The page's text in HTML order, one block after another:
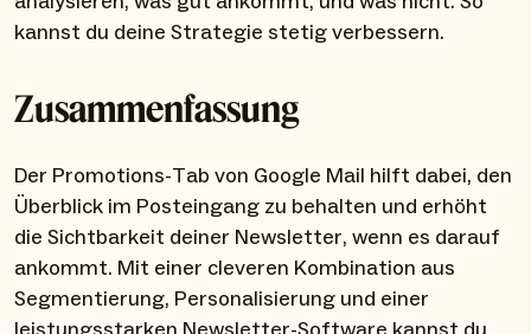
kannst du deine Strategie stetig verbessern.
Zusammenfassung
Der Promotions-Tab von Google Mail hilft dabei, den
Überblick im Posteingang zu behalten und erhöht
die Sichtbarkeit deiner Newsletter, wenn es darauf
ankommt. Mit einer cleveren Kombination aus
Segmentierung, Personalisierung und einer